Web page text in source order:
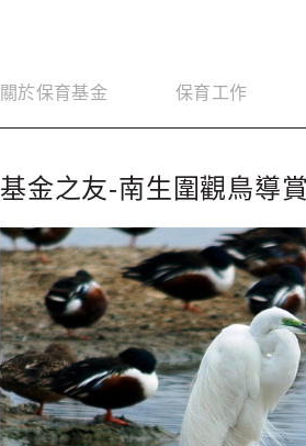
關於保育基金 保育工作
基金之友-南生圍觀鳥導